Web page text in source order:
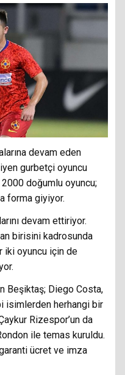
devam eden
gurbetçi oyuncu
2000 doğumlu oyuncu;
forma giyiyor.
devam ettiriyor.
birisini kadrosunda
iki oyuncu için de
Beşiktaş; Diego Costa,
isimlerden herhangi bir
Rizespor’un da
ile temas kuruldu.
ücret ve imza